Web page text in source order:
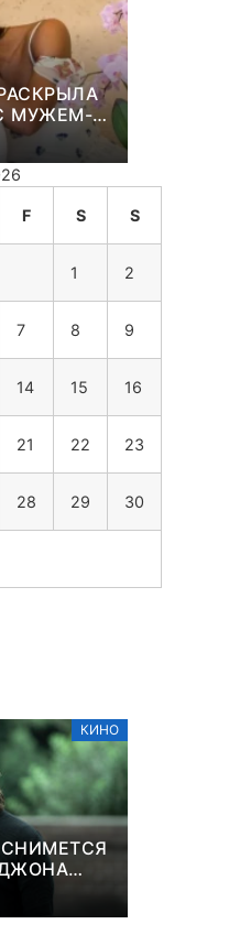
МУЖЕМ-
F S S
1 2
7 8 9
14 15 16
21 22 23
28 29 30
КИНО